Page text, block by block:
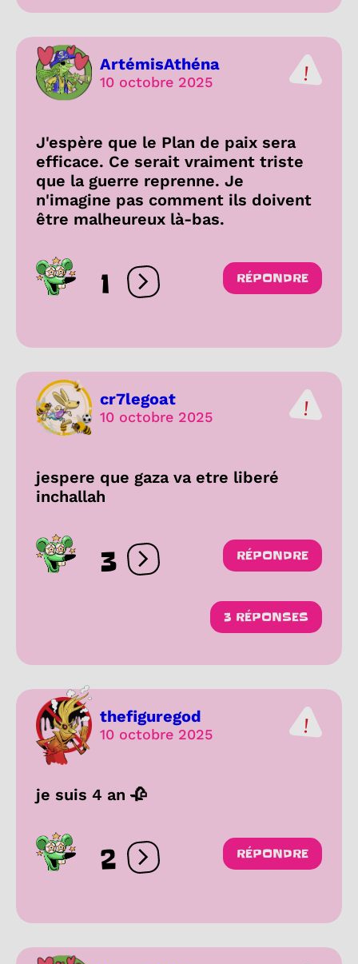
ArtémisAthéna
10 octobre 2025
J'espère que le Plan de paix sera
efficace. Ce serait vraiment triste
que la guerre reprenne. Je
n'imagine pas comment ils doivent
être malheureux là-bas.
1 Ouvrir les réactions
RÉPONDRE
cr7legoat
10 octobre 2025
jespere que gaza va etre liberé
inchallah
3 Ouvrir les réactions
RÉPONDRE
3 RÉPONSES
thefiguregod
10 octobre 2025
je suis 4 an 🥀
2 Ouvrir les réactions
RÉPONDRE